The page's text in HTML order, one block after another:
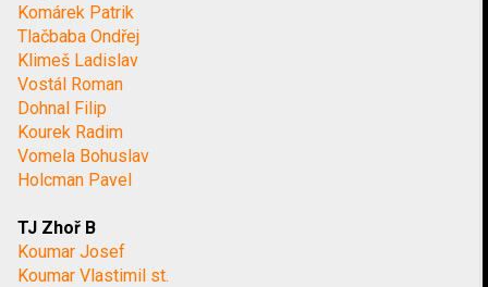
Komárek Patrik
Tlačbaba Ondřej
Klimeš Ladislav
Vostál Roman
Dohnal Filip
Kourek Radim
Vomela Bohuslav
Holcman Pavel
TJ Zhoř B
Koumar Josef
Koumar Vlastimil st.